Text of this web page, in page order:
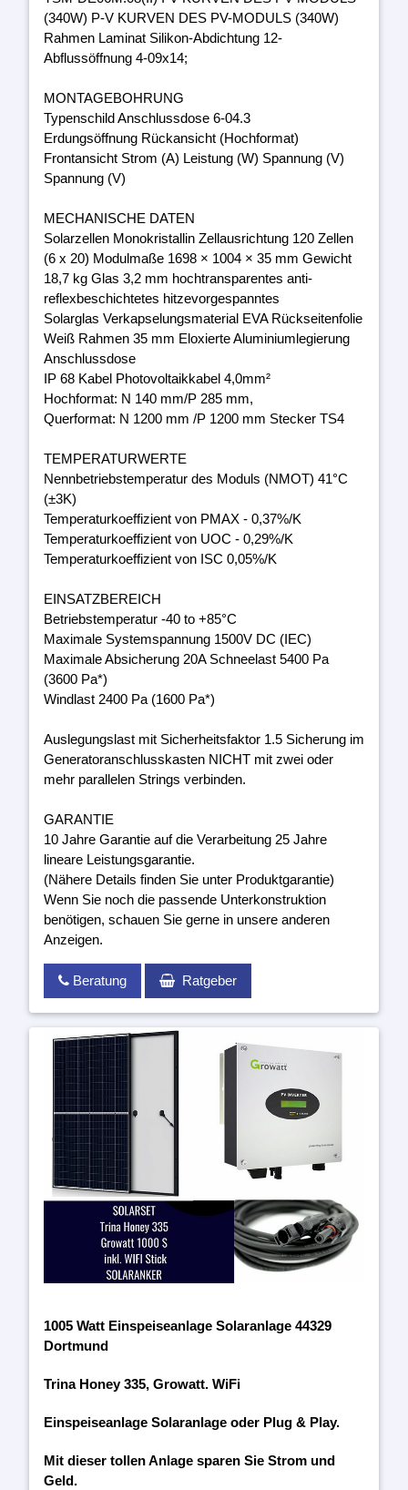
(340W) P-V KURVEN DES PV-MODULS (340W)
Rahmen Laminat Silikon-Abdichtung 12-
Abflussöffnung 4-09x14;
MONTAGEBOHRUNG
Typenschild Anschlussdose 6-04.3
Erdungsöffnung Rückansicht (Hochformat)
Frontansicht Strom (A) Leistung (W) Spannung (V)
Spannung (V)
MECHANISCHE DATEN
Solarzellen Monokristallin Zellausrichtung 120 Zellen
(6 x 20) Modulmaße 1698 × 1004 × 35 mm Gewicht
18,7 kg Glas 3,2 mm hochtransparentes anti-
reflexbeschichtetes hitzevorgespanntes
Solarglas Verkapselungsmaterial EVA Rückseitenfolie
Weiß Rahmen 35 mm Eloxierte Aluminiumlegierung
Anschlussdose
IP 68 Kabel Photovoltaikkabel 4,0mm²
Hochformat: N 140 mm/P 285 mm,
Querformat: N 1200 mm /P 1200 mm Stecker TS4
TEMPERATURWERTE
Nennbetriebstemperatur des Moduls (NMOT) 41°C
(±3K)
Temperaturkoeffizient von PMAX - 0,37%/K
Temperaturkoeffizient von UOC - 0,29%/K
Temperaturkoeffizient von ISC 0,05%/K
EINSATZBEREICH
Betriebstemperatur -40 to +85°C
Maximale Systemspannung 1500V DC (IEC)
Maximale Absicherung 20A Schneelast 5400 Pa
(3600 Pa*)
Windlast 2400 Pa (1600 Pa*)
Auslegungslast mit Sicherheitsfaktor 1.5 Sicherung im
Generatoranschlusskasten NICHT mit zwei oder
mehr parallelen Strings verbinden.
GARANTIE
10 Jahre Garantie auf die Verarbeitung 25 Jahre
lineare Leistungsgarantie.
(Nähere Details finden Sie unter Produktgarantie)
Wenn Sie noch die passende Unterkonstruktion
benötigen, schauen Sie gerne in unsere anderen
Anzeigen.
Beratung Ratgeber
1005 Watt Einspeiseanlage Solaranlage 44329
Dortmund
Trina Honey 335, Growatt. WiFi
Einspeiseanlage Solaranlage oder Plug & Play.
Mit dieser tollen Anlage sparen Sie Strom und
Geld.